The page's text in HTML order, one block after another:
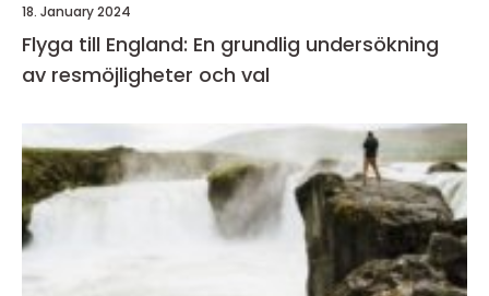
18. January 2024
Flyga till England: En grundlig undersökning
av resmöjligheter och val